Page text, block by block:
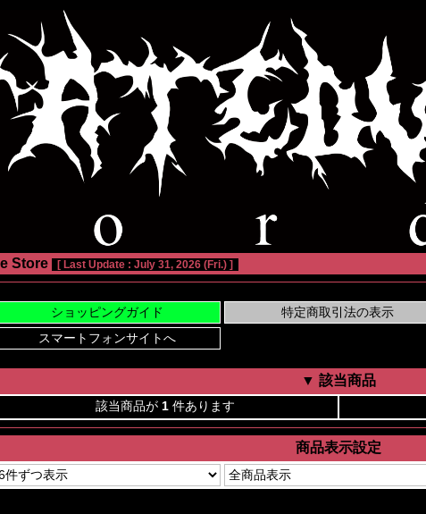
Store [ Last Update : July 31, 2026 (Fri.) ]
▼ 該当商品
該当商品が 1 件あります
商品表示設定